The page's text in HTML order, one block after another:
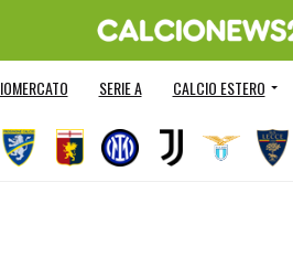
SERIE A CALCIO ESTERO